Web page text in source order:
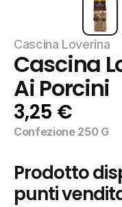
Cascina Loverina
Cascina
Ai Porcini
3,25 €
Confezione 250 G
Prodotto
punti